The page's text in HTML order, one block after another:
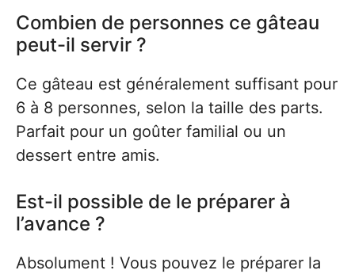
Combien de personnes ce gâteau
peut-il servir ?
Ce gâteau est généralement suffisant pour
6 à 8 personnes, selon la taille des parts.
Parfait pour un goûter familial ou un
dessert entre amis.
Est-il possible de le préparer à
l’avance ?
Absolument ! Vous pouvez le préparer la